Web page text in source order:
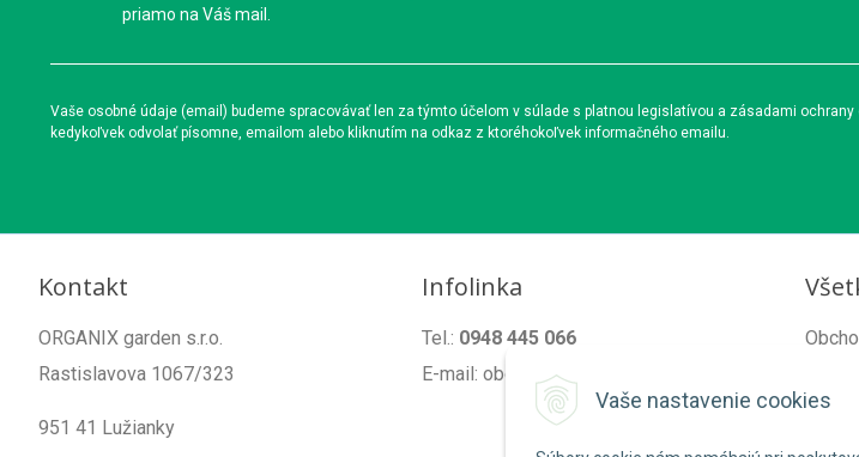
Vaše nastavenie cookies
priamo na Váš mail.
Vaše osobné údaje (email) budeme spracovávať len za týmto účelom v súlade s platnou legislatívou a zásadami
kedykoľvek odvolať písomne, emailom alebo kliknutím na odkaz z ktoréhokoľvek informačného emailu.
Kontakt
ORGANIX garden s.r.o.
Rastislavova 1067/323
951 41 Lužianky
Infolinka
Tel.: 0948 445 066
E-mail: obchod@organixgarden.sk